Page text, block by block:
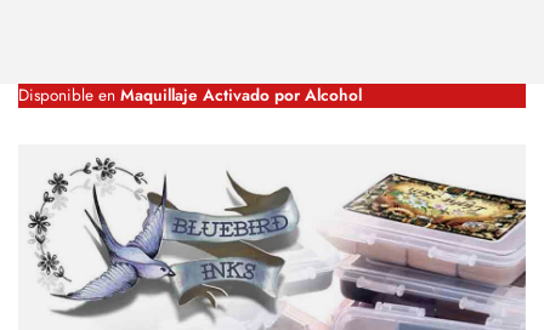
Disponible en Maquillaje Activado por Alcohol